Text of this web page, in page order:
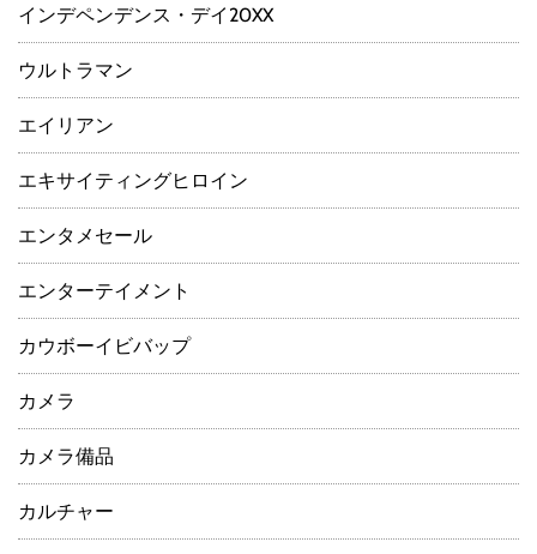
インデペンデンス・デイ20XX
ウルトラマン
エイリアン
エキサイティングヒロイン
エンタメセール
エンターテイメント
カウボーイビバップ
カメラ
カメラ備品
カルチャー